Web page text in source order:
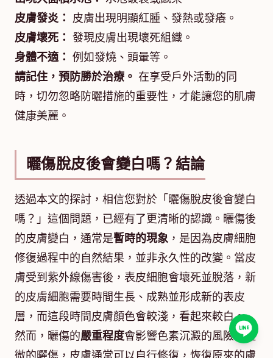
皮膚發炎： 皮膚出現明顯紅腫、發熱或發癢。
皮膚壞死： 發現皮膚出現壞死組織。
身體不適： 例如發燒、頭暈等。
請記住，預防勝於治療。 在享受戶外活動的同
時，切勿忽略防曬措施的重要性，才能讓您的肌膚
健康美麗。
曬傷脫皮後會變白嗎？結論
透過本文的探討，相信您對於「曬傷脫皮後會變白
嗎？」這個問題，已經有了更清晰的認識。曬傷後
的皮膚變白，通常是暫時的現象 ，是因為皮膚細胞
修復過程中的自然結果，並非永久性的改變。當皮
膚受到紫外線傷害後，表皮細胞會壞死並脫落，新
的皮膚細胞需要時間生長、成熟並形成新的表皮
層，而這段時間皮膚顏色會較淺，看起來較白。
然而，曬傷的嚴重程度會影響色素沉澱的風險。輕